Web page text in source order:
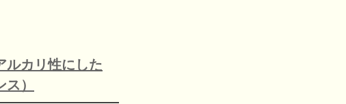
ルカリ性にした
）